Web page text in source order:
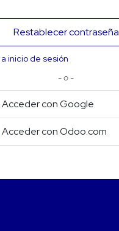
Restablecer contraseña
inicio de sesión
- o -
Acceder con Google
Acceder con Odoo.com